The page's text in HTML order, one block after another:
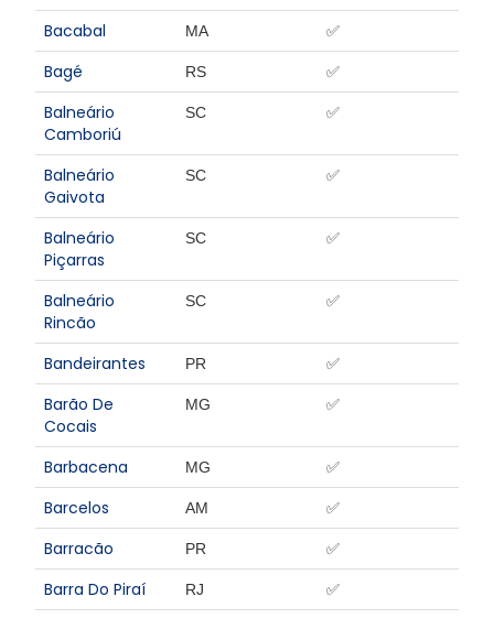
Bacabal
MA ✅
Bagé RS ✅
Balneário
Camboriú
SC ✅
Balneário
Gaivota
SC ✅
Balneário
Piçarras
SC ✅
Balneário
Rincão
SC ✅
Bandeirantes PR ✅
Barão De
Cocais
MG ✅
Barbacena MG ✅
Barcelos AM ✅
Barracão PR ✅
Barra Do Piraí RJ ✅